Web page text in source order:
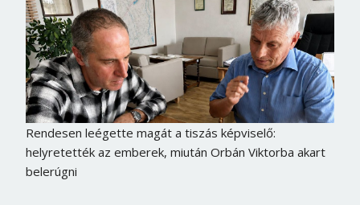
Rendesen leégette magát a tiszás képviselő:
helyretették az emberek, miután Orbán Viktorba akart
belerúgni